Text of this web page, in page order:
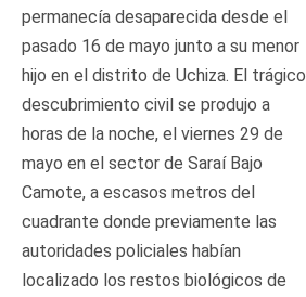
permanecía desaparecida desde el
pasado 16 de mayo junto a su menor
hijo en el distrito de Uchiza. El trágico
descubrimiento civil se produjo a
horas de la noche, el viernes 29 de
mayo en el sector de Saraí Bajo
Camote, a escasos metros del
cuadrante donde previamente las
autoridades policiales habían
localizado los restos biológicos de